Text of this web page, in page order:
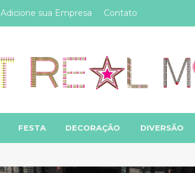
Adicione sua Empresa Contato
FESTA DECORAÇÃO DIVERSÃO